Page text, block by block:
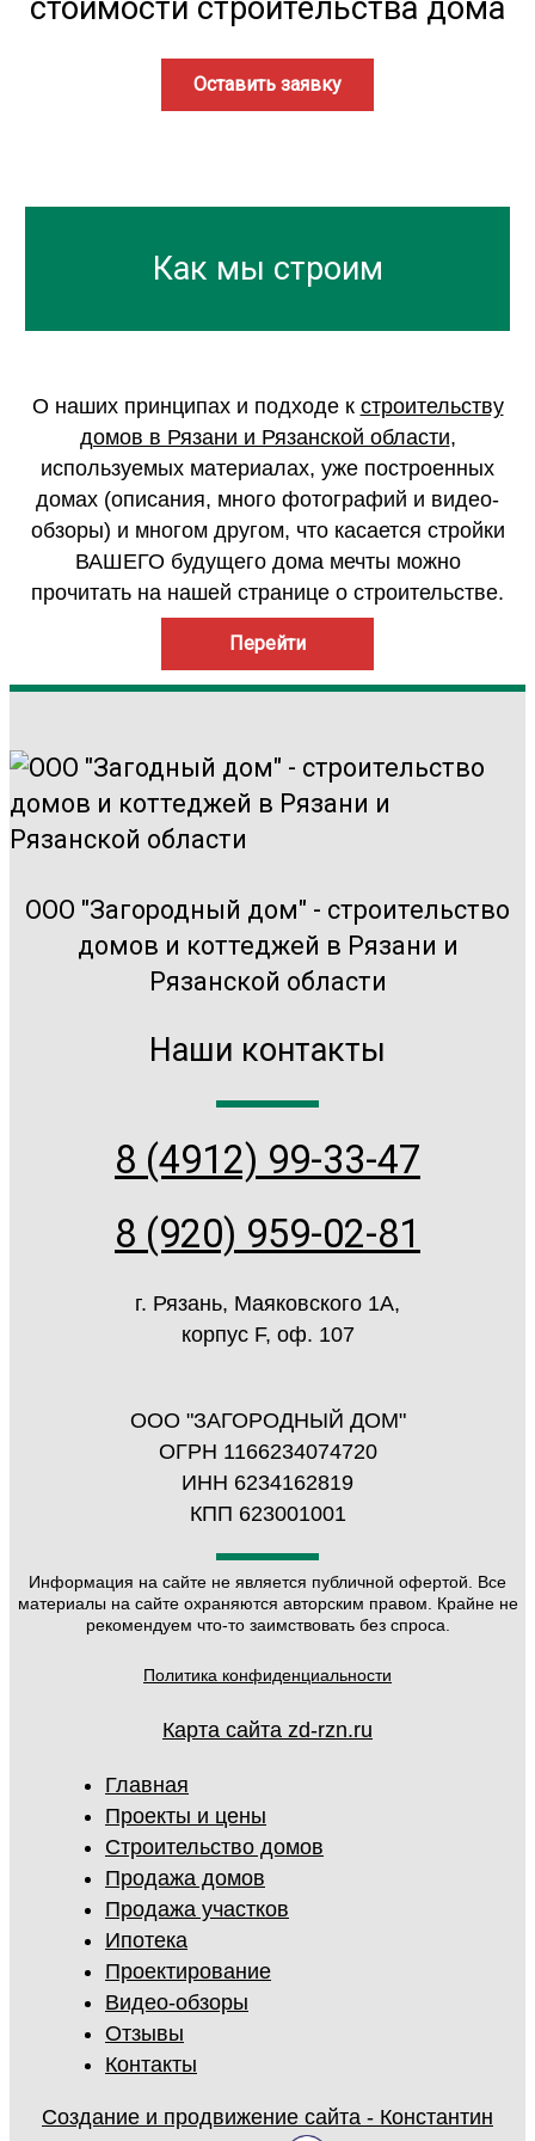
стоимости строительства дома
Оставить заявку
Как мы строим
О наших принципах и подходе к строительству
домов в Рязани и Рязанской области,
используемых материалах, уже построенных
домах (описания, много фотографий и видео-
обзоры) и многом другом, что касается стройки
ВАШЕГО будущего дома мечты можно
прочитать на нашей странице о строительстве.
Перейти
ООО "Загородный дом" - строительство
домов и коттеджей в Рязани и
Рязанской области
Наши контакты
8 (4912) 99-33-47
8 (920) 959-02-81
г. Рязань, Маяковского 1А,
корпус F, оф. 107
ООО "ЗАГОРОДНЫЙ ДОМ"
ОГРН 1166234074720
ИНН 6234162819
КПП 623001001
Информация на сайте не является публичной офертой. Все
материалы на сайте охраняются авторским правом. Крайне не
рекомендуем что-то заимствовать без спроса.
Политика конфиденциальности
Карта сайта zd-rzn.ru
Главная
Проекты и цены
Строительство домов
Продажа домов
Продажа участков
Ипотека
Проектирование
Видео-обзоры
Отзывы
Контакты
Создание и продвижение сайта - Константин